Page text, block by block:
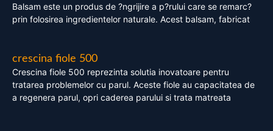
Balsam este un produs de ?ngrijire a p?rului care se remarc?
prin folosirea ingredientelor naturale. Acest balsam, fabricat
crescina fiole 500
Crescina fiole 500 reprezinta solutia inovatoare pentru
tratarea problemelor cu parul. Aceste fiole au capacitatea de
a regenera parul, opri caderea parului si trata matreata